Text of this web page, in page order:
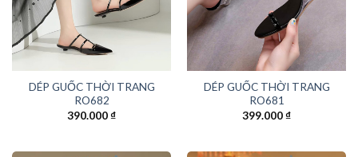
DÉP GUỐC THỜI TRANG
RO682
390.000₫
DÉP GUỐC THỜI TRANG
RO681
399.000₫